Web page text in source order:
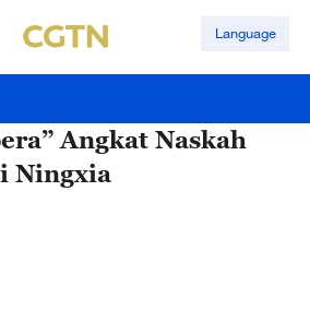
Language
Angkat Naskah
Ningxia